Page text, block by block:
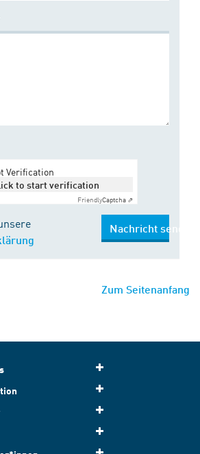
Verification
to start verification
FriendlyCaptcha ⇗
Nachricht senden
Zum Seitenanfang